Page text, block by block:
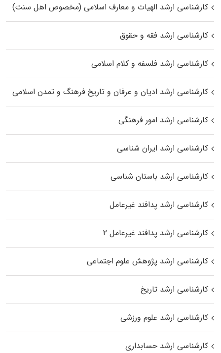
کارشناسی ارشد الهیات و معارف اسلامی (مخصوص اهل سنت)
کارشناسی ارشد فقه و حقوق
کارشناسی ارشد فلسفه و کلام اسلامی
کارشناسی ارشد ادیان و عرفان و تاریخ فرهنگ و تمدن اسلامی
کارشناسی ارشد امور فرهنگی
کارشناسی ارشد ایران شناسی
کارشناسی ارشد باستان شناسی
کارشناسی ارشد پدافند غیرعامل
کارشناسی ارشد پدافند غیرعامل ۲
کارشناسی ارشد پژوهش علوم اجتماعی
کارشناسی ارشد تاریخ
کارشناسی ارشد علوم ورزشی
کارشناسی ارشد حسابداری